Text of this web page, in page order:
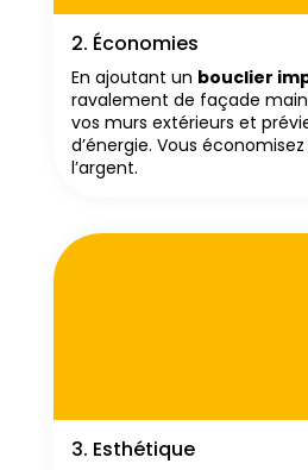
2. Économies
En ajoutant un bouclier
ravalement de façade
vos murs extérieurs et
d’énergie. Vous
l’argent.
3. Esthétique